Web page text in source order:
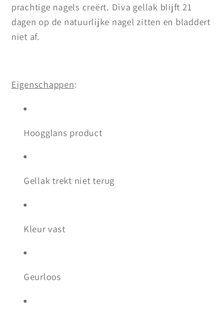
prachtige nagels creërt. Diva gellak blijft 21
dagen op de natuurlijke nagel zitten en bladdert
niet af.
Eigenschappen:
Hoogglans product
Gellak trekt niet terug
Kleur vast
Geurloos